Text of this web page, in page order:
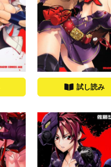
試し読み